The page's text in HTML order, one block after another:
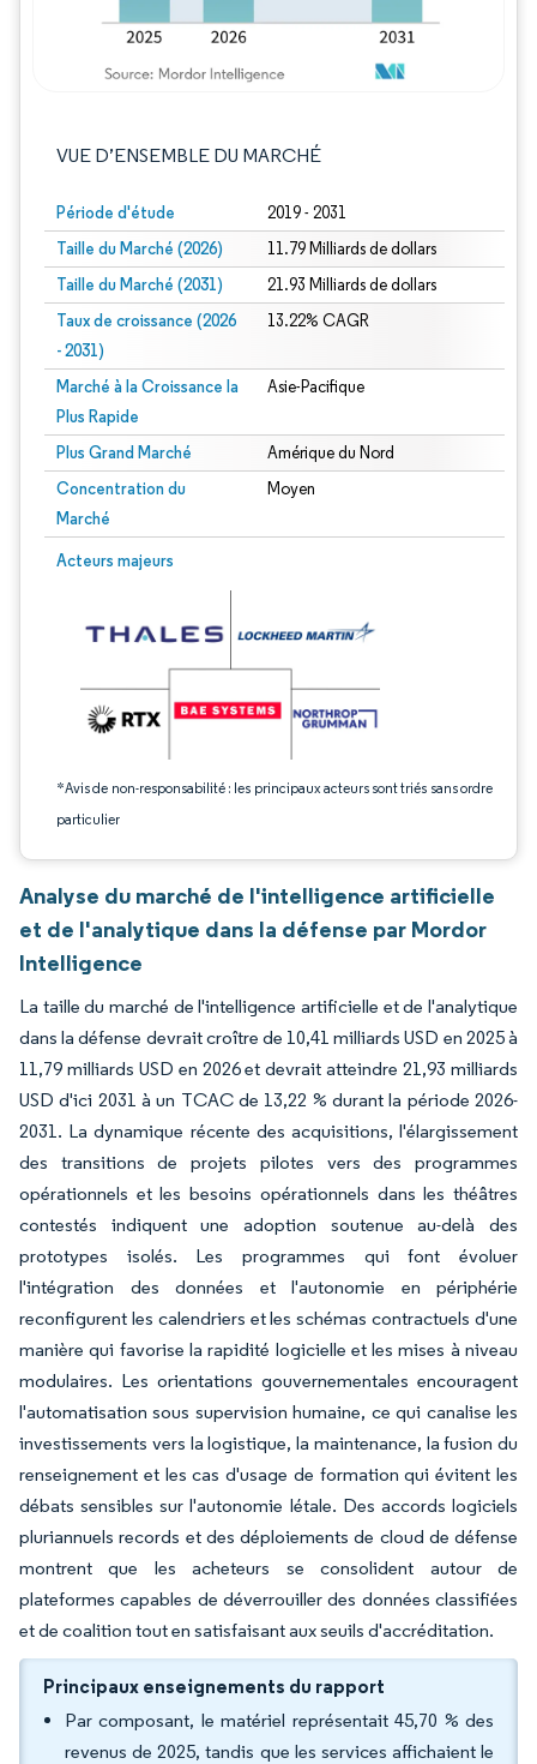
VUE D’ENSEMBLE DU MARCHÉ
Période d'étude 2019 - 2031
Taille du Marché (2026) 11.79 Milliards de dollars
Taille du Marché (2031) 21.93 Milliards de dollars
Taux de croissance (2026
- 2031)
13.22% CAGR
Marché à la Croissance la
Plus Rapide
Asie-Pacifique
Plus Grand Marché Amérique du Nord
Concentration du
Marché
Moyen
Acteurs majeurs
*Avis de non-responsabilité : les principaux acteurs sont triés sans ordre
particulier
Image © Mordor Intelligence. La réutilisation nécessite une attribution sous CC
Analyse du marché de l'intelligence artificielle
et de l'analytique dans la défense par Mordor
Intelligence
La taille du marché de l'intelligence artificielle et de l'analytique
dans la défense devrait croître de 10,41 milliards USD en 2025 à
11,79 milliards USD en 2026 et devrait atteindre 21,93 milliards
USD d'ici 2031 à un TCAC de 13,22 % durant la période 2026-
2031. La dynamique récente des acquisitions, l'élargissement
des transitions de projets pilotes vers des programmes
opérationnels et les besoins opérationnels dans les théâtres
contestés indiquent une adoption soutenue au-delà des
prototypes isolés. Les programmes qui font évoluer
l'intégration des données et l'autonomie en périphérie
reconfigurent les calendriers et les schémas contractuels d'une
manière qui favorise la rapidité logicielle et les mises à niveau
modulaires. Les orientations gouvernementales encouragent
l'automatisation sous supervision humaine, ce qui canalise les
investissements vers la logistique, la maintenance, la fusion du
renseignement et les cas d'usage de formation qui évitent les
débats sensibles sur l'autonomie létale. Des accords logiciels
pluriannuels records et des déploiements de cloud de défense
montrent que les acheteurs se consolident autour de
plateformes capables de déverrouiller des données classifiées
et de coalition tout en satisfaisant aux seuils d'accréditation.
Principaux enseignements du rapport
Par composant, le matériel représentait 45,70 % des
revenus de 2025, tandis que les services affichaient le